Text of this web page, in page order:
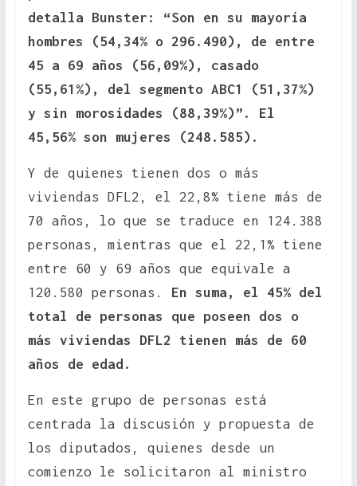
detalla Bunster: “Son en su mayoría
hombres (54,34% o 296.490), de entre
45 a 69 años (56,09%), casado
(55,61%), del segmento ABC1 (51,37%)
y sin morosidades (88,39%)”. El
45,56% son mujeres (248.585).
Y de quienes tienen dos o más
viviendas DFL2, el 22,8% tiene más de
70 años, lo que se traduce en 124.388
personas, mientras que el 22,1% tiene
entre 60 y 69 años que equivale a
120.580 personas.
En suma, el 45% del
total de personas que poseen dos o
más viviendas DFL2 tienen más de 60
años de edad.
En este grupo de personas está
centrada la discusión y propuesta de
los diputados, quienes desde un
comienzo le solicitaron al ministro